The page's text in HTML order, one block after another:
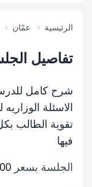
الرئيسية عمّان
تفاصيل
شرح كامل
الاسئلة
تقوية الطالب
فيها
الجلسة بسعر